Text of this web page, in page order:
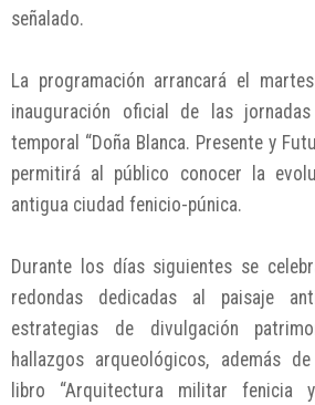
señalado.
La programación arrancará el
inauguración oficial de las
temporal “Doña Blanca. Presente y
permitirá al público conocer la
antigua ciudad fenicio-púnica.
Durante los días siguientes se
redondas dedicadas al paisaje
estrategias de divulgación
hallazgos arqueológicos, además
libro “Arquitectura militar fenicia